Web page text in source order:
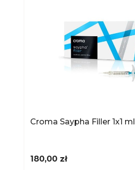
Croma Saypha Filler 1x1 ml
Cena
180,00 zł